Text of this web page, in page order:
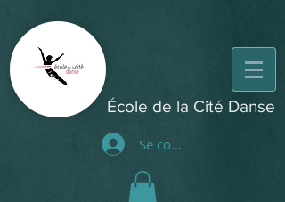
École de la Cité Danse
Se connecter